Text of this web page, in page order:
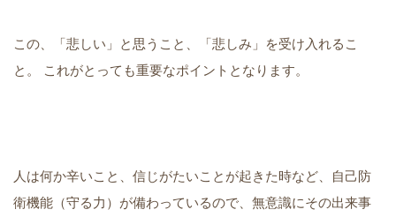
この、「悲しい」と思うこと、「悲しみ」を受け入れるこ
と。 これがとっても重要なポイントとなります。
人は何か辛いこと、信じがたいことが起きた時など、自己防
衛機能（守る力）が備わっているので、無意識にその出来事